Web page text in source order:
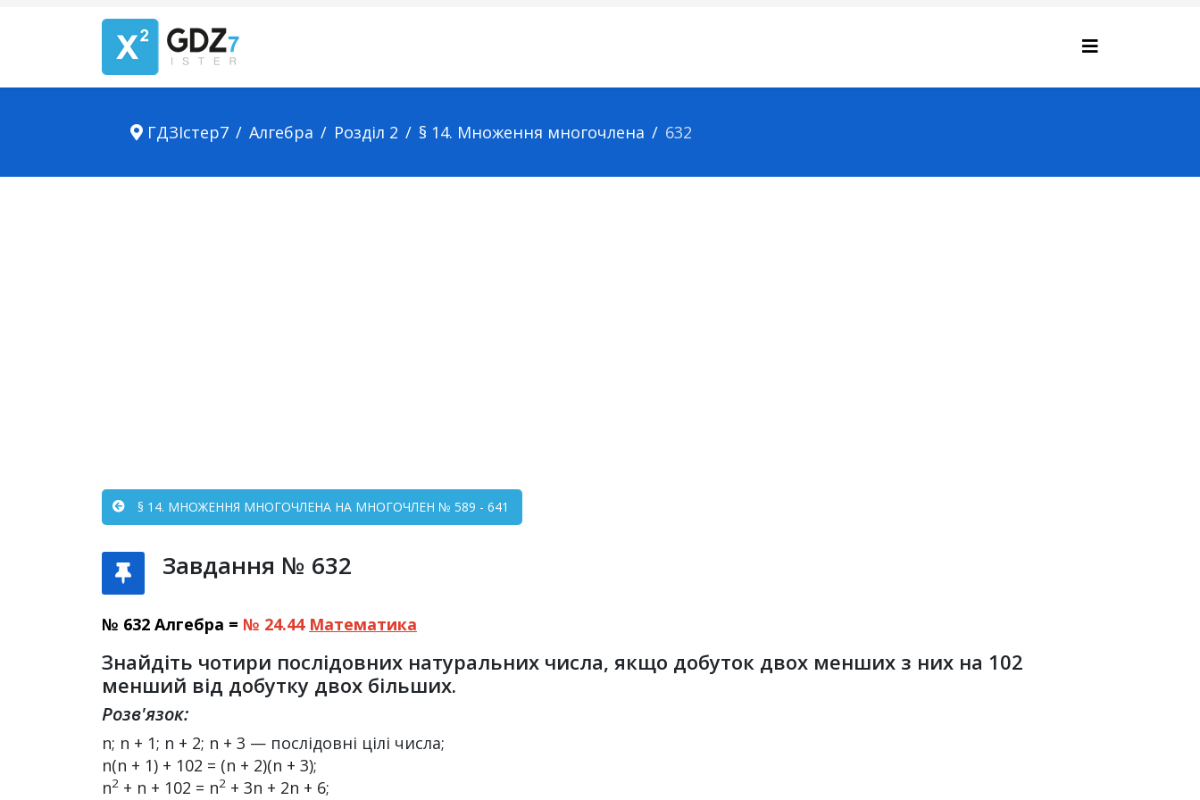
ГДЗІстер7 Алгебра Розділ 2 § 14. Множення многочлена 632
§ 14. МНОЖЕННЯ МНОГОЧЛЕНА НА МНОГОЧЛЕН № 589 - 641
Завдання № 632
№ 632 Алгебра = № 24.44 Математика
Знайдіть чотири послідовних натуральних числа, якщо добуток двох менших з них на 102
менший від добутку двох більших.
Розв'язок:
n; n + 1; n + 2; n + 3 — послідовні цілі числа;
n(n + 1) + 102 = (n + 2)(n + 3);
n2 + n + 102 = n2 + 3n + 2n + 6;